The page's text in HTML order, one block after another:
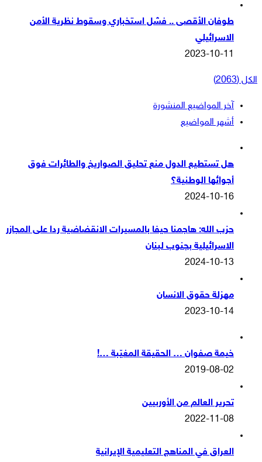
طوفان الأقصى .. فشل استخباري وسقوط نظرية الأمن
الاسرائيلي
2023-10-11
الكل (2063)
آخر المواضيع المنشورة
أشهر المواضيع
هل تستطيع الدول منع تحليق الصواريخ والطائرات فوق
أجوائها الوطنية؟
2024-10-16
حزب الله: هاجمنا حيفا بالمسيرات الانقضاضية ردا على المجازر
الاسرائيلية بجنوب لبنان
2024-10-13
مهزلة حقوق الانسان
2023-10-14
خيمة صفوان … الحقيقة المغيّبة …!
2019-08-02
تحرير العالم من الأوربيين
2022-11-08
العراق في المناهج التعليمية الإيرانية